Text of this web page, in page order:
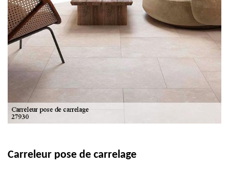
Carreleur pose de carrelage